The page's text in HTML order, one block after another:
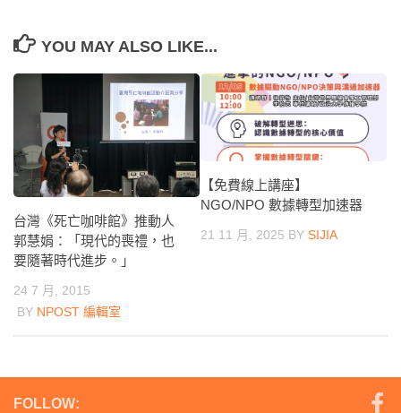
YOU MAY ALSO LIKE...
台灣《死亡咖啡館》推動人
郭慧娟：「現代的喪禮，也
要隨著時代進步。」
24 7 月, 2015
BY NPOST 編輯室
【免費線上講座】
NGO/NPO 數據轉型加速器
21 11 月, 2025 BY SIJIA
FOLLOW: